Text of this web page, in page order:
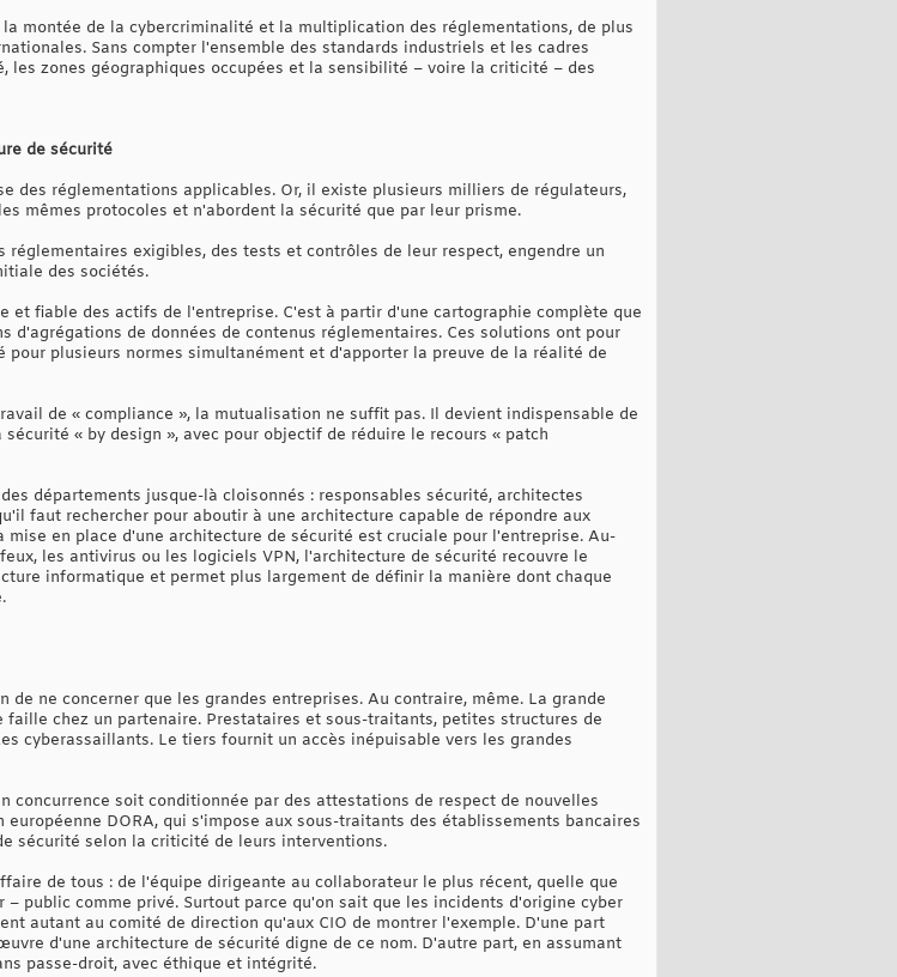
montée de la cybercriminalité et la multiplication des réglementations, de plus
Sans compter l'ensemble des standards industriels et les cadres
zones géographiques occupées et la sensibilité – voire la criticité – des
de sécurité
des réglementations applicables. Or, il existe plusieurs milliers de régulateurs,
mêmes protocoles et n'abordent la sécurité que par leur prisme.
exigibles, des tests et contrôles de leur respect, engendre un
des sociétés.
et fiable des actifs de l'entreprise. C'est à partir d'une cartographie complète que
d'agrégations de données de contenus réglementaires. Ces solutions ont pour
plusieurs normes simultanément et d'apporter la preuve de la réalité de
de « compliance », la mutualisation ne suffit pas. Il devient indispensable de
« by design », avec pour objectif de réduire le recours « patch
départements jusque-là cloisonnés : responsables sécurité, architectes
faut rechercher pour aboutir à une architecture capable de répondre aux
mise en place d'une architecture de sécurité est cruciale pour l'entreprise. Au-
les antivirus ou les logiciels VPN, l'architecture de sécurité recouvre le
informatique et permet plus largement de définir la manière dont chaque
ne concerner que les grandes entreprises. Au contraire, même. La grande
chez un partenaire. Prestataires et sous-traitants, petites structures de
cyberassaillants. Le tiers fournit un accès inépuisable vers les grandes
concurrence soit conditionnée par des attestations de respect de nouvelles
DORA, qui s'impose aux sous-traitants des établissements bancaires
sécurité selon la criticité de leurs interventions.
de tous : de l'équipe dirigeante au collaborateur le plus récent, quelle que
public comme privé. Surtout parce qu'on sait que les incidents d'origine cyber
autant au comité de direction qu'aux CIO de montrer l'exemple. D'une part
d'une architecture de sécurité digne de ce nom. D'autre part, en assumant
passe-droit, avec éthique et intégrité.